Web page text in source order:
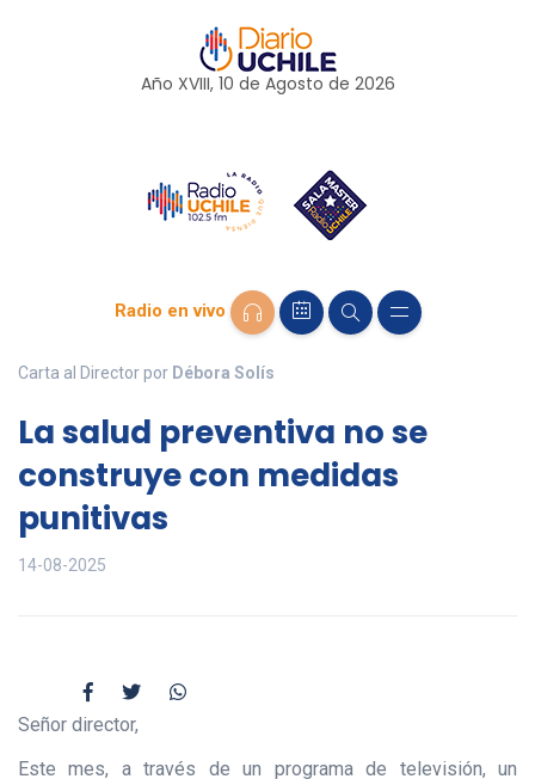
Año XVIII, 10 de Agosto de 2026
Radio en vivo
Carta al Director por Débora Solís
La salud preventiva no se
construye con medidas
punitivas
14-08-2025
Señor director,
Este mes, a través de un programa de televisión, un